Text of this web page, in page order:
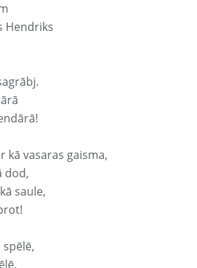
Hendriks
kā vasaras gaisma,
dod,
saule,